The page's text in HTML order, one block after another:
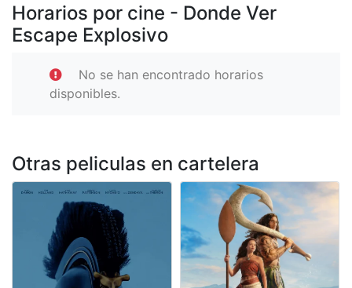
Horarios por cine - Donde Ver
Escape Explosivo
No se han encontrado horarios
disponibles.
Otras peliculas en cartelera